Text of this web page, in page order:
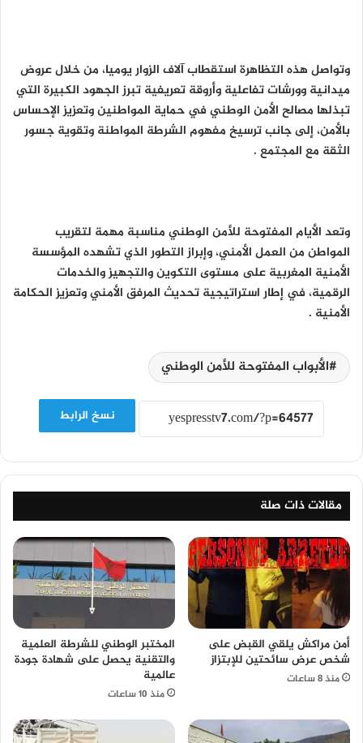
وتواصل هذه التظاهرة استقطاب آلاف الزوار يوميا، من خلال عروض
ميدانية وورشات تفاعلية وأروقة تعريفية تبرز الجهود الكبيرة التي
تبذلها مصالح الأمن الوطني في حماية المواطنين وتعزيز الإحساس
بالأمن، إلى جانب ترسيخ مفهوم الشرطة المواطنة وتقوية جسور
الثقة مع المجتمع .
وتعد الأيام المفتوحة للأمن الوطني مناسبة مهمة لتقريب
المواطن من العمل الأمني، وإبراز التطور الذي تشهده المؤسسة
الأمنية المغربية على مستوى التكوين والتجهيز والخدمات
الرقمية، في إطار استراتيجية تحديث المرفق الأمني وتعزيز الحكامة
الأمنية .
الأبواب المفتوحة للأمن الوطني
نسخ الرابط
مقالات ذات صلة
أمن مراكش يلقي القبض على
شخص عرض سائحتين للإبتزاز
منذ 8 ساعات
المختبر الوطني للشرطة العلمية
والتقنية يحصل على شهادة جودة
عالمية
منذ 10 ساعات